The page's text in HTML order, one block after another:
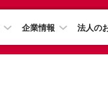
企業情報 法人の